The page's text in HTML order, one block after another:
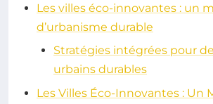
Les villes éco-innovantes : un
d’urbanisme durable
Stratégies intégrées pour
urbains durables
Les Villes Éco-Innovantes : Un